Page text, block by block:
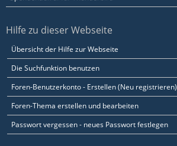
Hilfe zu dieser Webseite
Übersicht der Hilfe zur Webseite
Die Suchfunktion benutzen
Foren-Benutzerkonto - Erstellen (Neu registrieren)
Foren-Thema erstellen und bearbeiten
Passwort vergessen - neues Passwort festlegen